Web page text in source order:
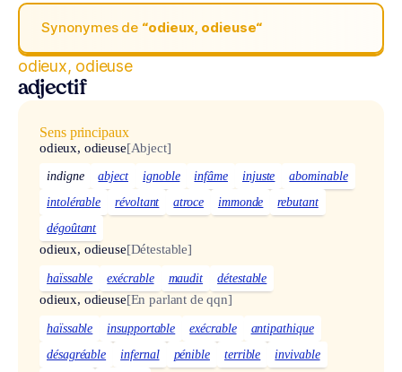
Synonymes de “odieux, odieuse“
odieux, odieuse
adjectif
Sens principaux
odieux, odieuse[Abject]
indigne abject ignoble infâme injuste
abominable
intolérable
révoltant atroce immonde
rebutant
dégoûtant
odieux, odieuse[Détestable]
haïssable exécrable maudit détestable
odieux, odieuse[En parlant de qqn]
haïssable insupportable exécrable
antipathique
désagréable
infernal pénible terrible
invivable